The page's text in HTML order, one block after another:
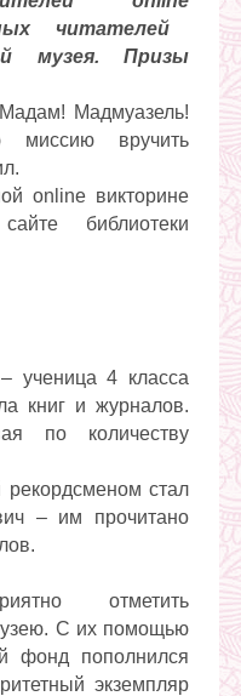
читателей
музея. Призы
Мадмуазель!
миссию вручить
online викторине
библиотеки
ученица 4 класса
книг и журналов.
по количеству
рекордсменом стал
– им прочитано
отметить
С их помощью
фонд пополнился
экземпляр